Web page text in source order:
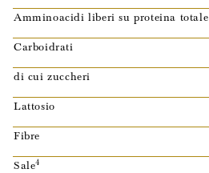
Amminoacidi liberi su proteina totale
Carboidrati
di cui zuccheri
Lattosio
Fibre
Sale4